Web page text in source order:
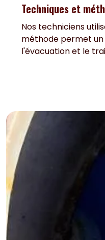
Techniques et
Nos techniciens
méthode permet
l'évacuation et le